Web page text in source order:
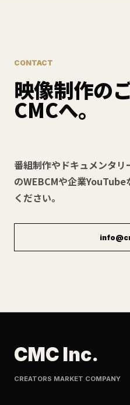
CONTACT
映像制作の
CMCへ。
番組制作やドキュメンタ
のWEBCMや企業
ください。
CMC Inc.
CREATORS MARKET COMPANY